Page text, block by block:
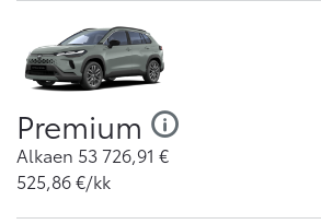
Premium
Alkaen 53 726,91 €
525,86€/kk